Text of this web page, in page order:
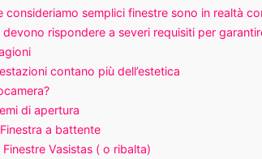
consideriamo semplici finestre sono in realtà
devono rispondere a severi requisiti per
contano più dell’estetica
di apertura
Finestra a battente
Finestre Vasistas ( o ribalta)